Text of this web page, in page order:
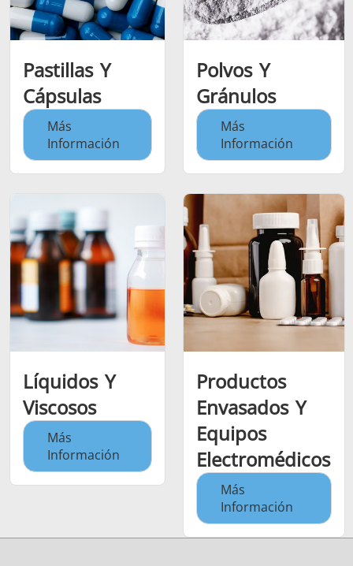
Pastillas Y
Cápsulas
Más
Información
Polvos Y
Gránulos
Más
Información
Líquidos Y
Viscosos
Más
Información
Productos
Envasados Y
Equipos
Electromédicos
Más
Información